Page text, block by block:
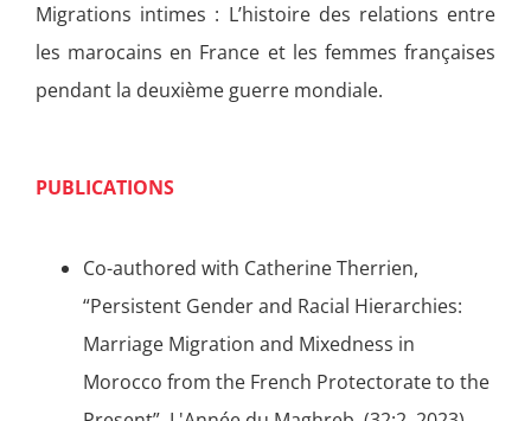
Migrations intimes : L’histoire des relations entre
les marocains en France et les femmes françaises
pendant la deuxième guerre mondiale.
PUBLICATIONS
Co-authored with Catherine Therrien,
“Persistent Gender and Racial Hierarchies:
Marriage Migration and Mixedness in
Morocco from the French Protectorate to the